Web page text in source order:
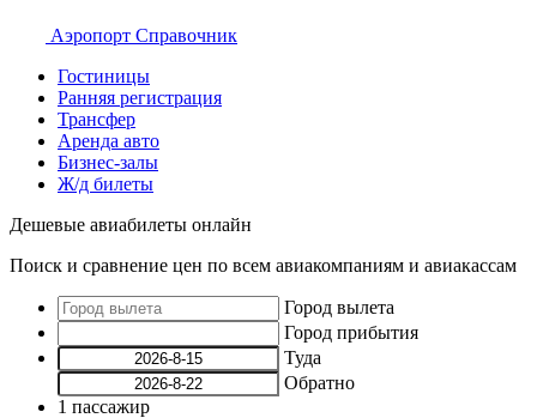
Аэропорт Справочник
Гостиницы
Ранняя регистрация
Трансфер
Аренда авто
Бизнес-залы
Ж/д билеты
Дешевые авиабилеты онлайн
Поиск и сравнение цен по всем авиакомпаниям и авиакассам
Город вылета
Город прибытия
Туда
Обратно
1 пассажир